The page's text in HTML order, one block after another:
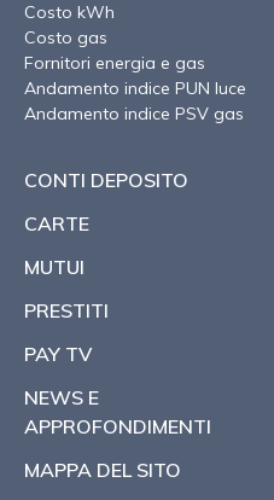
Costo kWh
Costo gas
Fornitori energia e gas
Andamento indice PUN luce
Andamento indice PSV gas
CONTI DEPOSITO
CARTE
MUTUI
PRESTITI
PAY TV
NEWS E
APPROFONDIMENTI
MAPPA DEL SITO